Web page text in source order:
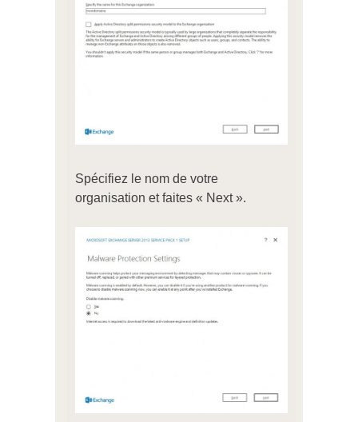
Spécifiez le nom de votre
organisation et faites « Next ».